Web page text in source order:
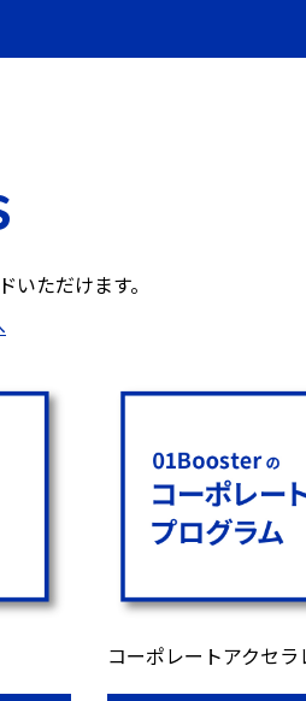
いただけます。
コーポレートアクセ